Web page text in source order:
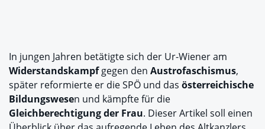
In jungen Jahren betätigte sich der Ur-Wiener am
Widerstandskampfgegen den Austrofaschismus,
später reformierte er die SPÖ und das österreichische
Bildungswesen und kämpfte für die
Gleichberechtigung der Frau. Dieser Artikel soll einen